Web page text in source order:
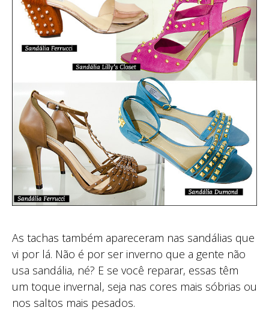
As tachas também apareceram nas sandálias que
vi por lá. Não é por ser inverno que a gente não
usa sandália, né? E se você reparar, essas têm
um toque invernal, seja nas cores mais sóbrias ou
nos saltos mais pesados.